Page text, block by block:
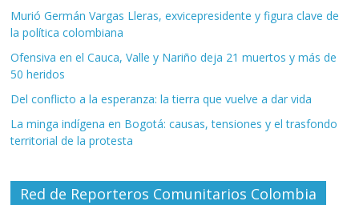
Murió Germán Vargas Lleras, exvicepresidente y figura clave de
la política colombiana
Ofensiva en el Cauca, Valle y Nariño deja 21 muertos y más de
50 heridos
Del conflicto a la esperanza: la tierra que vuelve a dar vida
La minga indígena en Bogotá: causas, tensiones y el trasfondo
territorial de la protesta
Red de Reporteros Comunitarios Colombia